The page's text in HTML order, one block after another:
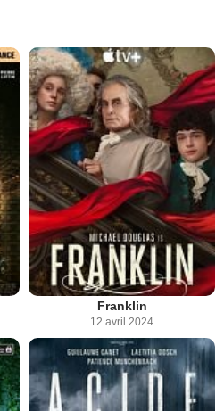
Franklin
12 avril 2024